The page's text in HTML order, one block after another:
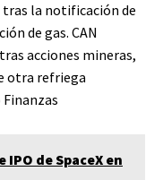
tras la notificación de
de gas. CAN
acciones mineras,
otra refriega
de SpaceX en